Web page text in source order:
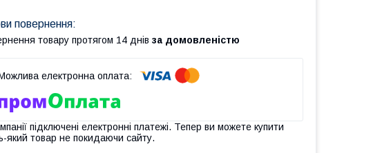
товару протягом 14 днів за домовленістю
підключені електронні платежі. Тепер ви можете купити
який товар не покидаючи сайту.